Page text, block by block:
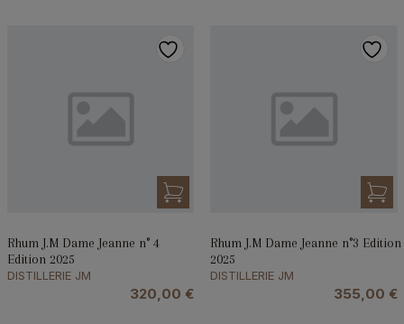
Rhum J.M Dame Jeanne n° 4
Edition 2025
DISTILLERIE JM
320,00 €
Rhum J.M Dame Jeanne n°3 Edition
2025
DISTILLERIE JM
355,00 €